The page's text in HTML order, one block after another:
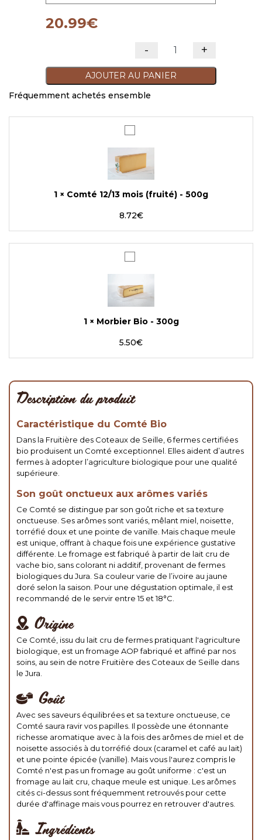
20.99€
quantité de Comté
- +
AJOUTER AU PANIER
Fréquemment achetés ensemble
mois
(fruité)
-
500g
1 × Comté 12/13 mois (fruité) - 500g
8.72€
-
300g
1× Morbier Bio - 300g
5.50€
Description du produit
Caractéristique du Comté Bio
Dans la Fruitière des Coteaux de Seille, 6 fermes certifiées
bio produisent un Comté exceptionnel. Elles aident d’autres
fermes à adopter l’agriculture biologique pour une qualité
supérieure.
Son goût onctueux aux arômes variés
Ce Comté se distingue par son goût riche et sa texture
onctueuse. Ses arômes sont variés, mêlant miel, noisette,
torréfié doux et une pointe de vanille. Mais chaque meule
est unique, offrant à chaque fois une expérience gustative
différente. Le fromage est fabriqué à partir de lait cru de
vache bio, sans colorant ni additif, provenant de fermes
biologiques du Jura. Sa couleur varie de l’ivoire au jaune
doré selon la saison. Pour une dégustation optimale, il est
recommandé de le servir entre 15 et 18°C.
Origine
Ce Comté, issu du lait cru de fermes pratiquant l'agriculture
biologique, est un fromage AOP fabriqué et affiné par nos
soins, au sein de notre Fruitière des Coteaux de Seille dans
le Jura.
Goût
Avec ses saveurs équilibrées et sa texture onctueuse, ce
Comté saura ravir vos papilles. Il possède une étonnante
richesse aromatique avec à la fois des arômes de miel et de
noisette associés à du torréfié doux (caramel et café au lait)
et une pointe épicée (vanille). Mais vous l'aurez compris le
Comté n'est pas un fromage au goût uniforme : c'est un
fromage au lait cru, chaque meule est unique. Les arômes
cités ci-dessus sont fréquemment retrouvés pour cette
durée d'affinage mais vous pourrez en retrouver d'autres.
Ingrédients